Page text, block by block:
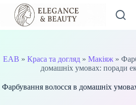
Перейти
вмісту
EAB »Краса та догляд »Макіяж »
домашніх умовах: поради
Фарбування волосся в домашніх